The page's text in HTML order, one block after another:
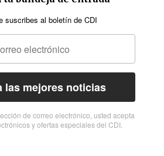
suscribes al boletín de CDI
las mejores noticias
de correo electrónico, usted acepta
y ofertas especiales del CDI.